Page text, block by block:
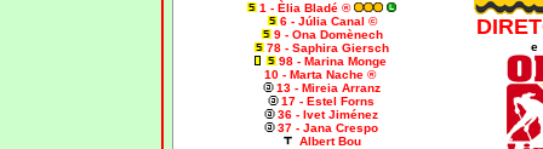
1 - Èlia Bladé ®
6 - Júlia Canal ©
9 - Ona Domènech
78 - Saphira Giersch
98 - Marina Monge
10 - Marta Nache ®
13 - Mireia Arranz
17 - Estel Forns
36 - Ivet Jiménez
37 - Jana Crespo
Albert Bou
e